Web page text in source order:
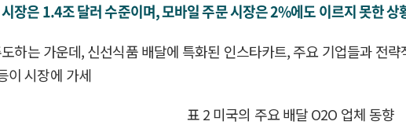
장은 1.4조 달러 수준이며, 모바일 주문 시장은 2%에도 이르지 못한 상
하는 가운데, 신선식품 배달에 특화된 인스타카트, 주요 기업들과 전
이 시장에 가세
표 2 미국의 주요 배달 O2O 업체 동향